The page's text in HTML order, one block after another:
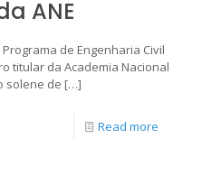
ANE
de Engenharia Civil
titular da Academia Nacional
solene de […]
Read more